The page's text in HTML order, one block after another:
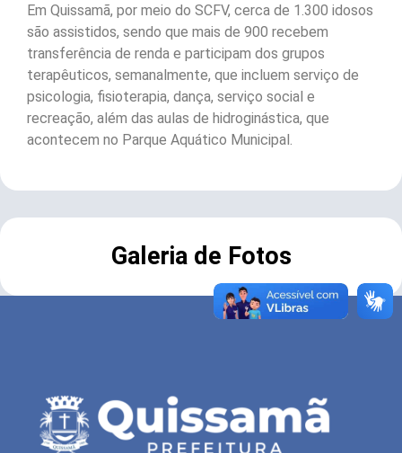
Em Quissamã, por meio do SCFV, cerca de 1.300 idosos
são assistidos, sendo que mais de 900 recebem
transferência de renda e participam dos grupos
terapêuticos, semanalmente, que incluem serviço de
psicologia, fisioterapia, dança, serviço social e
recreação, além das aulas de hidroginástica, que
acontecem no Parque Aquático Municipal.
Galeria de Fotos